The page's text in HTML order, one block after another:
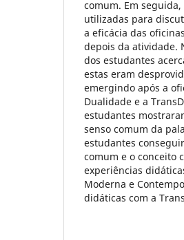
comum. Em
utilizadas para
a eficácia das
depois da atividade.
dos estudantes
estas eram
emergindo após a
Dualidade e a
estudantes
senso comum da
estudantes
comum e o conceito
experiências
Moderna e
didáticas com a